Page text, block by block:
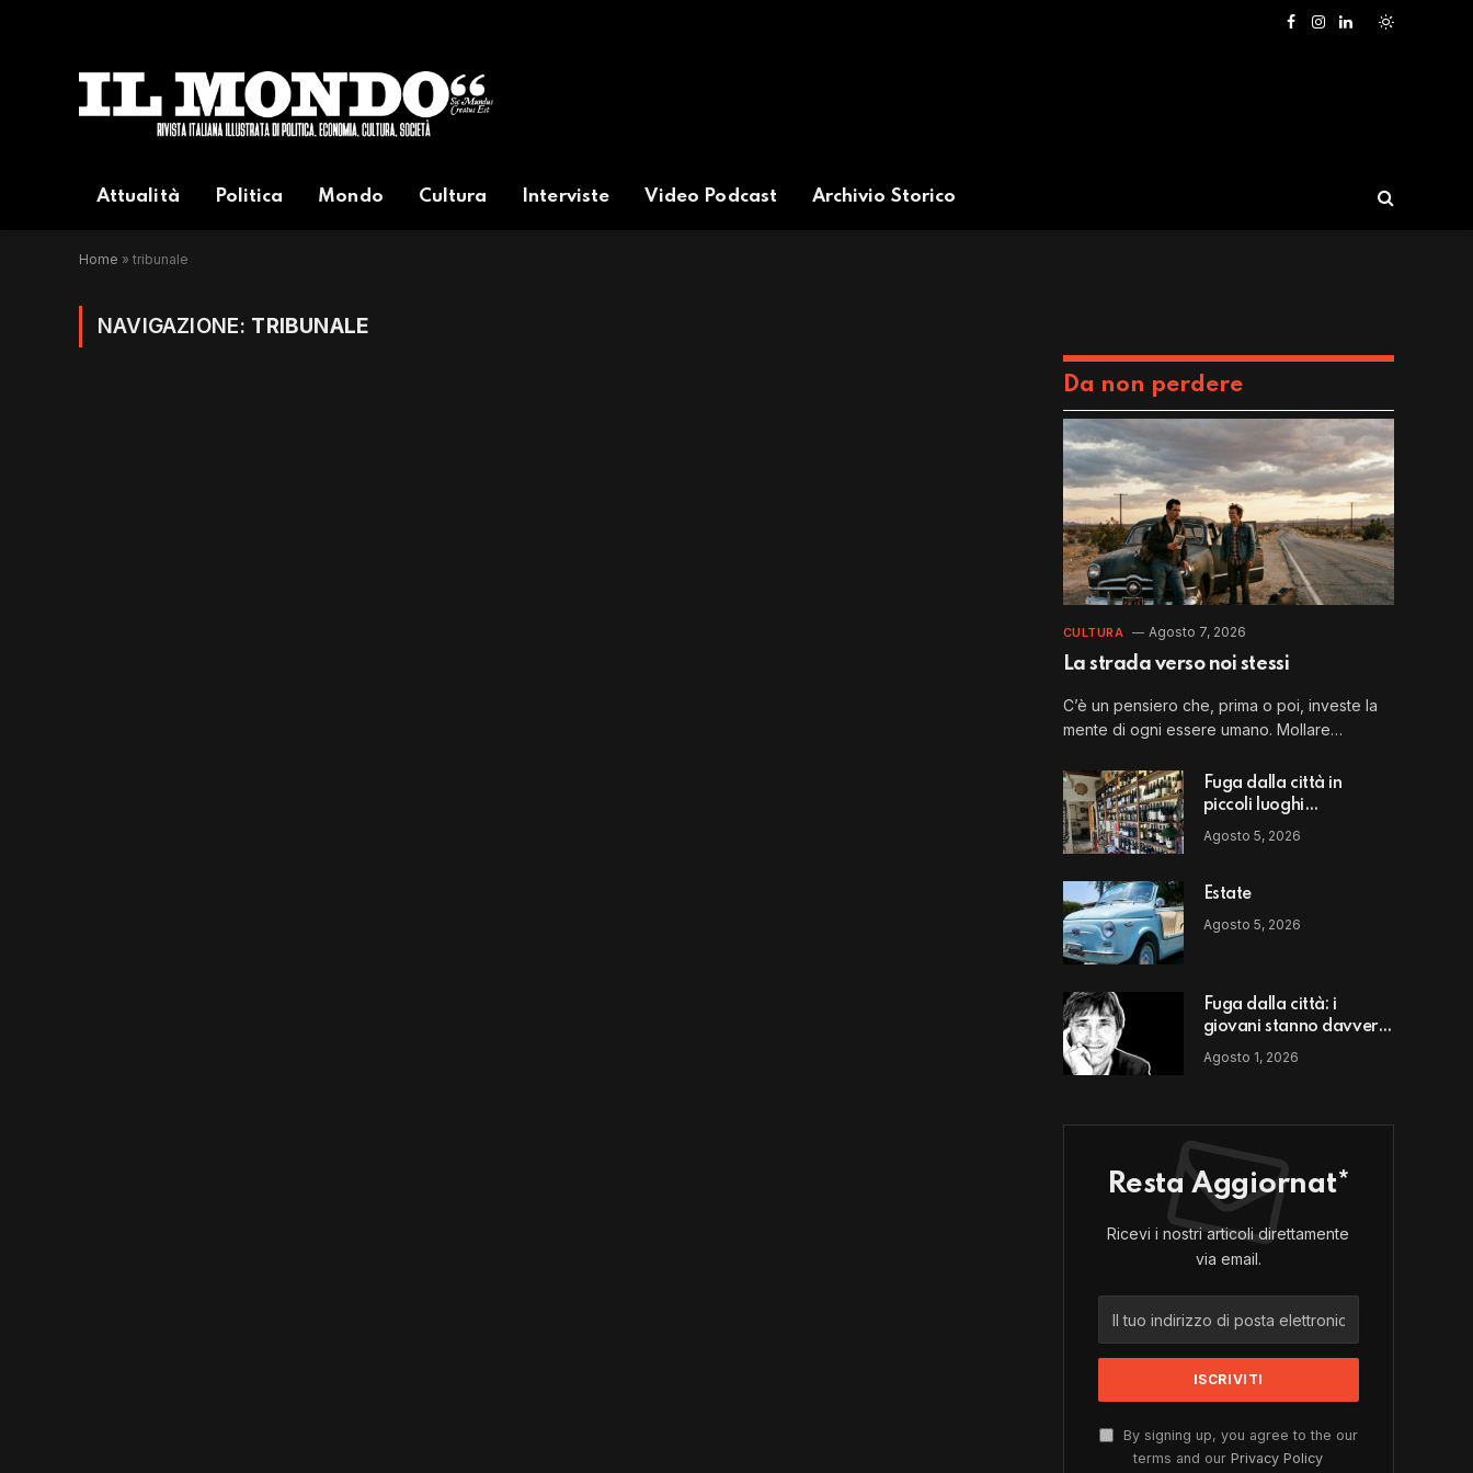
Facebook
Instagram
LinkedIn
Attualità Politica Mondo Cultura Interviste Video Podcast Archivio Storico
Home » tribunale
NAVIGAZIONE: TRIBUNALE
Da non perdere
CULTURA Agosto 7, 2026
La strada verso noi stessi
C’è un pensiero che, prima o poi, investe la
mente di ogni essere umano. Mollare…
Fuga dalla città in
piccoli luoghi
straordinari: il Perbacco
di Vito Puglia
Agosto 5, 2026
Estate
Agosto 5, 2026
Fuga dalla città: i
giovani stanno davvero
scappando da un luogo
o da un modello di vita?
Agosto 1, 2026
Resta Aggiornat*
Ricevi i nostri articoli direttamente
via email.
By signing up, you agree to the our
terms and ourPrivacy Policy